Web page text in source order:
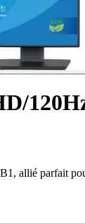
allié parfait